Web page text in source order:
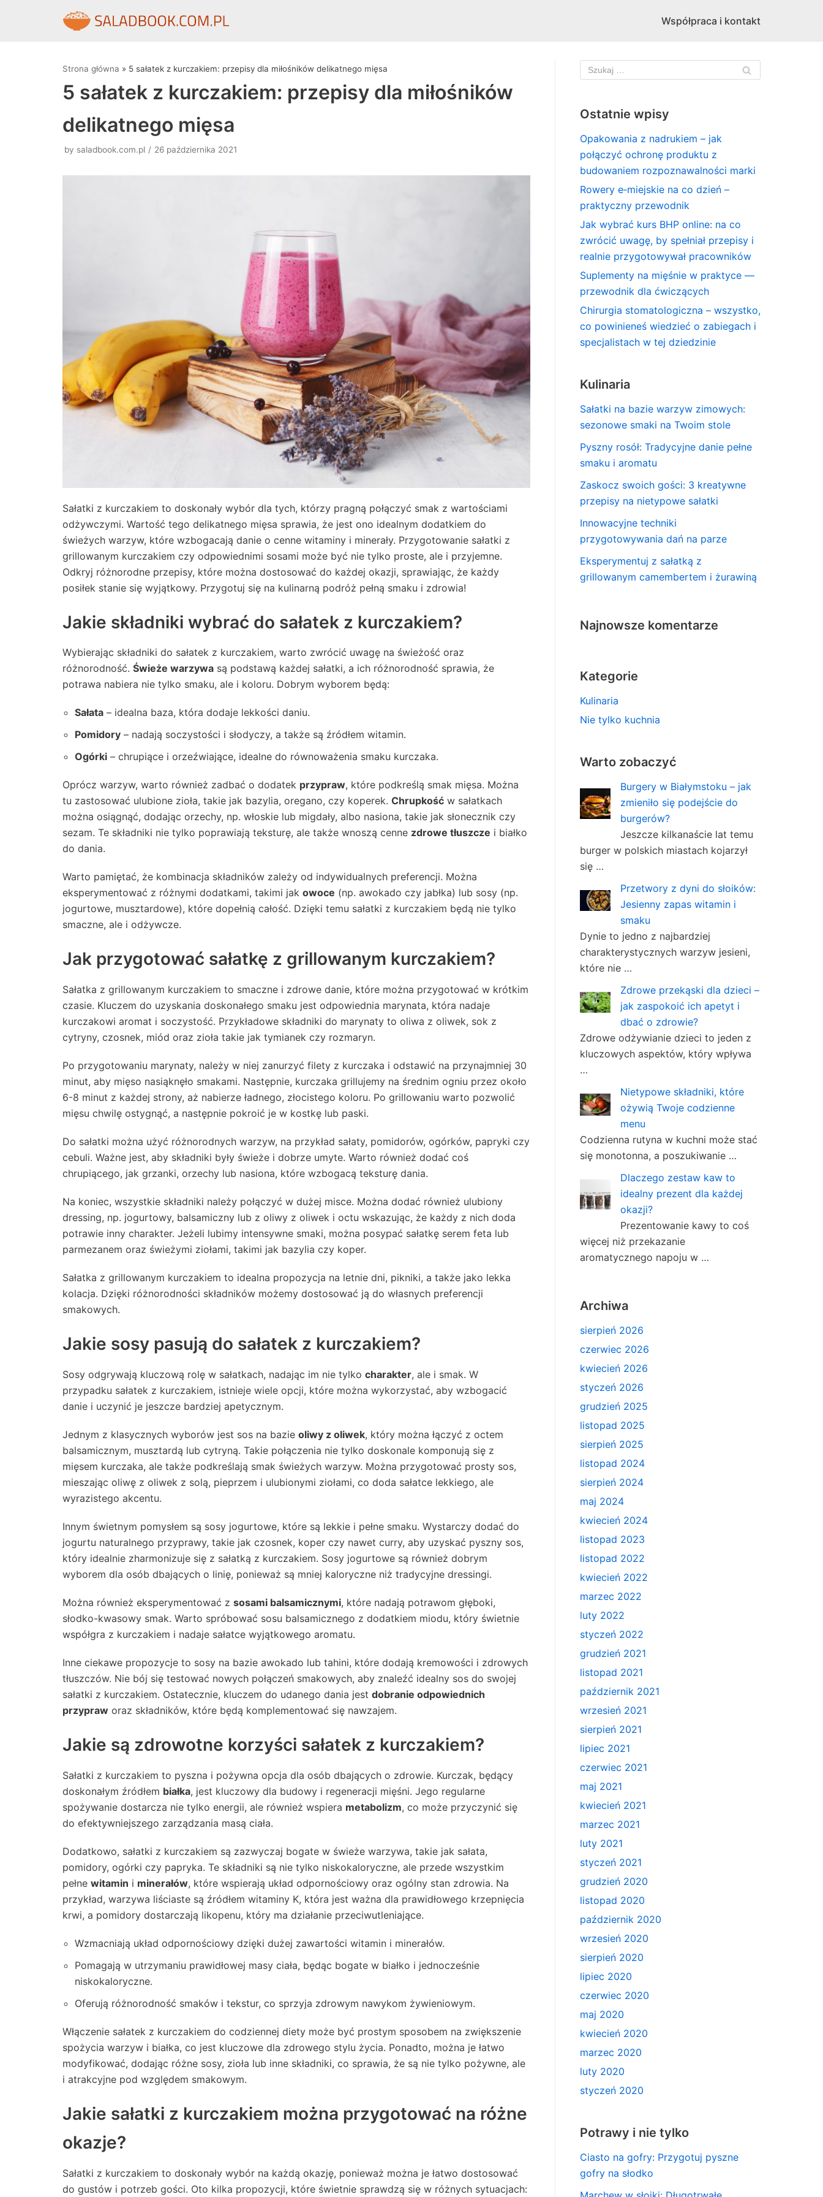
Współpraca i kontakt
Strona główna » 5 sałatek z kurczakiem: przepisy dla miłośników delikatnego mięsa
5 sałatek z kurczakiem: przepisy dla miłośników
delikatnego mięsa
by saladbook.com.pl 26 października 2021
Sałatki z kurczakiem to doskonały wybór dla tych, którzy pragną połączyć smak z wartościami
odżywczymi. Wartość tego delikatnego mięsa sprawia, że jest ono idealnym dodatkiem do
świeżych warzyw, które wzbogacają danie o cenne witaminy i minerały. Przygotowanie sałatki z
grillowanym kurczakiem czy odpowiednimi sosami może być nie tylko proste, ale i przyjemne.
Odkryj różnorodne przepisy, które można dostosować do każdej okazji, sprawiając, że każdy
posiłek stanie się wyjątkowy. Przygotuj się na kulinarną podróż pełną smaku i zdrowia!
Jakie składniki wybrać do sałatek z kurczakiem?
Wybierając składniki do sałatek z kurczakiem, warto zwrócić uwagę na świeżość oraz
różnorodność. Świeże warzywa są podstawą każdej sałatki, a ich różnorodność sprawia, że
potrawa nabiera nie tylko smaku, ale i koloru. Dobrym wyborem będą:
Sałata – idealna baza, która dodaje lekkości daniu.
Pomidory – nadają soczystości i słodyczy, a także są źródłem witamin.
Ogórki – chrupiące i orzeźwiające, idealne do równoważenia smaku kurczaka.
Oprócz warzyw, warto również zadbać o dodatek przypraw, które podkreślą smak mięsa. Można
tu zastosować ulubione zioła, takie jak bazylia, oregano, czy koperek. Chrupkość w sałatkach
można osiągnąć, dodając orzechy, np. włoskie lub migdały, albo nasiona, takie jak słonecznik czy
sezam. Te składniki nie tylko poprawiają teksturę, ale także wnoszą cenne zdrowe tłuszcze i białko
do dania.
Warto pamiętać, że kombinacja składników zależy od indywidualnych preferencji. Można
eksperymentować z różnymi dodatkami, takimi jak owoce (np. awokado czy jabłka) lub sosy (np.
jogurtowe, musztardowe), które dopełnią całość. Dzięki temu sałatki z kurczakiem będą nie tylko
smaczne, ale i odżywcze.
Jak przygotować sałatkę z grillowanym kurczakiem?
Sałatka z grillowanym kurczakiem to smaczne i zdrowe danie, które można przygotować w krótkim
czasie. Kluczem do uzyskania doskonałego smaku jest odpowiednia marynata, która nadaje
kurczakowi aromat i soczystość. Przykładowe składniki do marynaty to oliwa z oliwek, sok z
cytryny, czosnek, miód oraz zioła takie jak tymianek czy rozmaryn.
Po przygotowaniu marynaty, należy w niej zanurzyć filety z kurczaka i odstawić na przynajmniej 30
minut, aby mięso nasiąknęło smakami. Następnie, kurczaka grillujemy na średnim ogniu przez około
6-8 minut z każdej strony, aż nabierze ładnego, złocistego koloru. Po grillowaniu warto pozwolić
mięsu chwilę ostygnąć, a następnie pokroić je w kostkę lub paski.
Do sałatki można użyć różnorodnych warzyw, na przykład sałaty, pomidorów, ogórków, papryki czy
cebuli. Ważne jest, aby składniki były świeże i dobrze umyte. Warto również dodać coś
chrupiącego, jak grzanki, orzechy lub nasiona, które wzbogacą teksturę dania.
Na koniec, wszystkie składniki należy połączyć w dużej misce. Można dodać również ulubiony
dressing, np. jogurtowy, balsamiczny lub z oliwy z oliwek i octu wskazując, że każdy z nich doda
potrawie inny charakter. Jeżeli lubimy intensywne smaki, można posypać sałatkę serem feta lub
parmezanem oraz świeżymi ziołami, takimi jak bazylia czy koper.
Sałatka z grillowanym kurczakiem to idealna propozycja na letnie dni, pikniki, a także jako lekka
kolacja. Dzięki różnorodności składników możemy dostosować ją do własnych preferencji
smakowych.
Jakie sosy pasują do sałatek z kurczakiem?
Sosy odgrywają kluczową rolę w sałatkach, nadając im nie tylko charakter, ale i smak. W
przypadku sałatek z kurczakiem, istnieje wiele opcji, które można wykorzystać, aby wzbogacić
danie i uczynić je jeszcze bardziej apetycznym.
Jednym z klasycznych wyborów jest sos na bazie oliwy z oliwek, który można łączyć z octem
balsamicznym, musztardą lub cytryną. Takie połączenia nie tylko doskonale komponują się z
mięsem kurczaka, ale także podkreślają smak świeżych warzyw. Można przygotować prosty sos,
mieszając oliwę z oliwek z solą, pieprzem i ulubionymi ziołami, co doda sałatce lekkiego, ale
wyrazistego akcentu.
Innym świetnym pomysłem są sosy jogurtowe, które są lekkie i pełne smaku. Wystarczy dodać do
jogurtu naturalnego przyprawy, takie jak czosnek, koper czy nawet curry, aby uzyskać pyszny sos,
który idealnie zharmonizuje się z sałatką z kurczakiem. Sosy jogurtowe są również dobrym
wyborem dla osób dbających o linię, ponieważ są mniej kaloryczne niż tradycyjne dressingi.
Można również eksperymentować z sosami balsamicznymi, które nadają potrawom głęboki,
słodko-kwasowy smak. Warto spróbować sosu balsamicznego z dodatkiem miodu, który świetnie
współgra z kurczakiem i nadaje sałatce wyjątkowego aromatu.
Inne ciekawe propozycje to sosy na bazie awokado lub tahini, które dodają kremowości i zdrowych
tłuszczów. Nie bój się testować nowych połączeń smakowych, aby znaleźć idealny sos do swojej
sałatki z kurczakiem. Ostatecznie, kluczem do udanego dania jest dobranie odpowiednich
przypraw oraz składników, które będą komplementować się nawzajem.
Jakie są zdrowotne korzyści sałatek z kurczakiem?
Sałatki z kurczakiem to pyszna i pożywna opcja dla osób dbających o zdrowie. Kurczak, będący
doskonałym źródłem białka, jest kluczowy dla budowy i regeneracji mięśni. Jego regularne
spożywanie dostarcza nie tylko energii, ale również wspiera metabolizm, co może przyczynić się
do efektywniejszego zarządzania masą ciała.
Dodatkowo, sałatki z kurczakiem są zazwyczaj bogate w świeże warzywa, takie jak sałata,
pomidory, ogórki czy papryka. Te składniki są nie tylko niskokaloryczne, ale przede wszystkim
pełne witamin i minerałów, które wspierają układ odpornościowy oraz ogólny stan zdrowia. Na
przykład, warzywa liściaste są źródłem witaminy K, która jest ważna dla prawidłowego krzepnięcia
krwi, a pomidory dostarczają likopenu, który ma działanie przeciwutleniające.
Wzmacniają układ odpornościowy dzięki dużej zawartości witamin i minerałów.
Pomagają w utrzymaniu prawidłowej masy ciała, będąc bogate w białko i jednocześnie
niskokaloryczne.
Oferują różnorodność smaków i tekstur, co sprzyja zdrowym nawykom żywieniowym.
Włączenie sałatek z kurczakiem do codziennej diety może być prostym sposobem na zwiększenie
spożycia warzyw i białka, co jest kluczowe dla zdrowego stylu życia. Ponadto, można je łatwo
modyfikować, dodając różne sosy, zioła lub inne składniki, co sprawia, że są nie tylko pożywne, ale
i atrakcyjne pod względem smakowym.
Jakie sałatki z kurczakiem można przygotować na różne
okazje?
Sałatki z kurczakiem to doskonały wybór na każdą okazję, ponieważ można je łatwo dostosować
do gustów i potrzeb gości. Oto kilka propozycji, które świetnie sprawdzą się w różnych sytuacjach:
Ostatnie wpisy
Opakowania z nadrukiem – jak
połączyć ochronę produktu z
budowaniem rozpoznawalności marki
Rowery e‑miejskie na co dzień –
praktyczny przewodnik
Jak wybrać kurs BHP online: na co
zwrócić uwagę, by spełniał przepisy i
realnie przygotowywał pracowników
Suplementy na mięśnie w praktyce —
przewodnik dla ćwiczących
Chirurgia stomatologiczna – wszystko,
co powinieneś wiedzieć o zabiegach i
specjalistach w tej dziedzinie
Kulinaria
Sałatki na bazie warzyw zimowych:
sezonowe smaki na Twoim stole
Pyszny rosół: Tradycyjne danie pełne
smaku i aromatu
Zaskocz swoich gości: 3 kreatywne
przepisy na nietypowe sałatki
Innowacyjne techniki
przygotowywania dań na parze
Eksperymentuj z sałatką z
grillowanym camembertem i żurawiną
Najnowsze komentarze
Kategorie
Kulinaria
Nie tylko kuchnia
Warto zobaczyć
Burgery w Białymstoku – jak
zmieniło się podejście do
burgerów?
Jeszcze kilkanaście lat temu
burger w polskich miastach kojarzył
się …
Przetwory z dyni do słoików:
Jesienny zapas witamin i
smaku
Dynie to jedno z najbardziej
charakterystycznych warzyw jesieni,
które nie …
Zdrowe przekąski dla dzieci –
jak zaspokoić ich apetyt i
dbać o zdrowie?
Zdrowe odżywianie dzieci to jeden z
kluczowych aspektów, który wpływa
…
Nietypowe składniki, które
ożywią Twoje codzienne
menu
Codzienna rutyna w kuchni może stać
się monotonna, a poszukiwanie …
Dlaczego zestaw kaw to
idealny prezent dla każdej
okazji?
Prezentowanie kawy to coś
więcej niż przekazanie
aromatycznego napoju w …
Archiwa
sierpień 2026
czerwiec 2026
kwiecień 2026
styczeń 2026
grudzień 2025
listopad 2025
sierpień 2025
listopad 2024
sierpień 2024
maj 2024
kwiecień 2024
listopad 2023
listopad 2022
kwiecień 2022
marzec 2022
luty 2022
styczeń 2022
grudzień 2021
listopad 2021
październik 2021
wrzesień 2021
sierpień 2021
lipiec 2021
czerwiec 2021
maj 2021
kwiecień 2021
marzec 2021
luty 2021
styczeń 2021
grudzień 2020
listopad 2020
październik 2020
wrzesień 2020
sierpień 2020
lipiec 2020
czerwiec 2020
maj 2020
kwiecień 2020
marzec 2020
luty 2020
styczeń 2020
Potrawy i nie tylko
Ciasto na gofry: Przygotuj pyszne
gofry na słodko